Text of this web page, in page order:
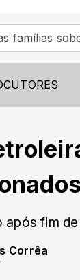
sobe para
após fim
Corrêa